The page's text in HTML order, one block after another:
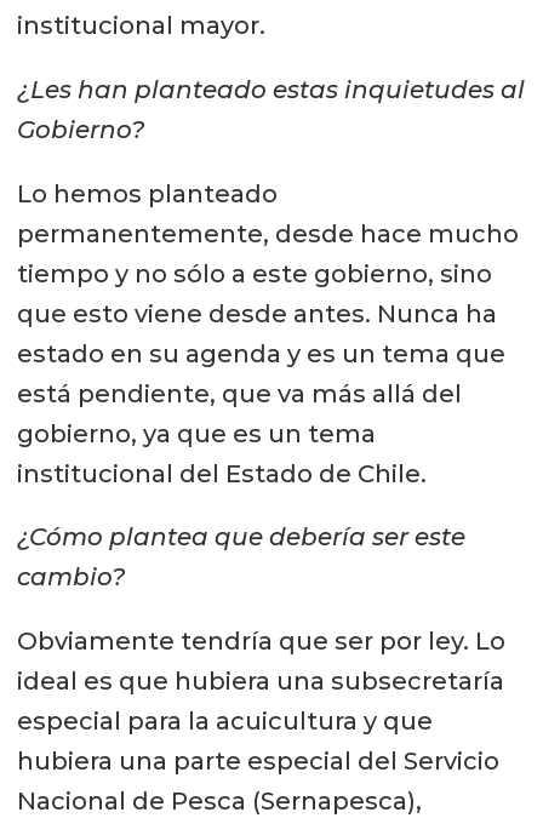
institucional mayor.
¿Les han planteado estas inquietudes al
Gobierno?
Lo hemos planteado
permanentemente, desde hace mucho
tiempo y no sólo a este gobierno, sino
que esto viene desde antes. Nunca ha
estado en su agenda y es un tema que
está pendiente, que va más allá del
gobierno, ya que es un tema
institucional del Estado de Chile.
¿Cómo plantea que debería ser este
cambio?
Obviamente tendría que ser por ley. Lo
ideal es que hubiera una subsecretaría
especial para la acuicultura y que
hubiera una parte especial del Servicio
Nacional de Pesca (Sernapesca),